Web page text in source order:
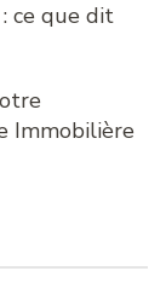
ce que dit
Immobilière